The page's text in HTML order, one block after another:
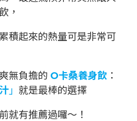
，
積起來的熱量可是非常可
無負擔的 O卡桑養身飲 ：
」 就是最棒的選擇
就有推薦過囉～！